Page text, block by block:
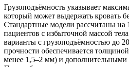
Грузоподъёмность указывает
который может выдержать кровать
Стандартные модели рассчитаны на
пациентов с избыточной массой
варианты с грузоподъёмностью до
прочности обеспечивается
менее 1,5–2 мм) и